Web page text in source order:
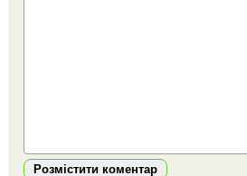
Розмістити коментар